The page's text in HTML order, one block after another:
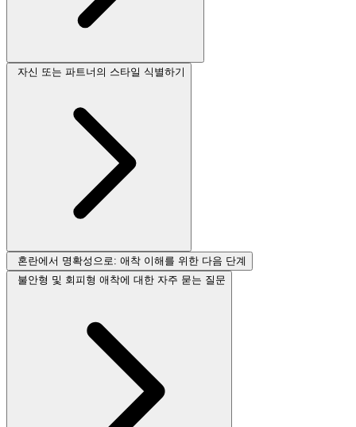
자신 또는 파트너의 스타일 식별하기
혼란에서 명확성으로: 애착 이해를 위한 다음 단계
불안형 및 회피형 애착에 대한 자주 묻는 질문